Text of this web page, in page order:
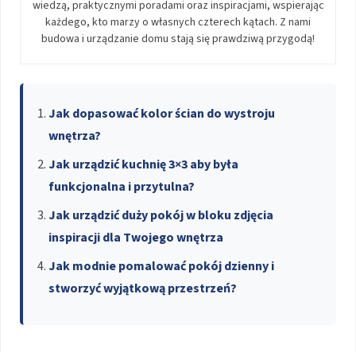
wiedzą, praktycznymi poradami oraz inspiracjami, wspierając
każdego, kto marzy o własnych czterech kątach. Z nami
budowa i urządzanie domu stają się prawdziwą przygodą!
Jak dopasować kolor ścian do wystroju
wnętrza?
Jak urządzić kuchnię 3×3 aby była
funkcjonalna i przytulna?
Jak urządzić duży pokój w bloku zdjęcia
inspiracji dla Twojego wnętrza
Jak modnie pomalować pokój dzienny i
stworzyć wyjątkową przestrzeń?